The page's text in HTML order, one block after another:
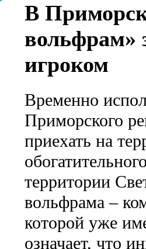
В
игроком
Временно
Приморского
приехать на
территории
вольфрама –
которой уже
означает, что